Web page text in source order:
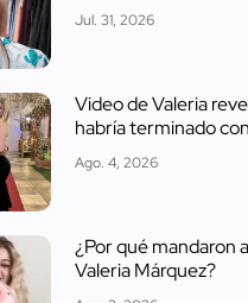
Jul. 31, 2026
Video de Valeria
habría terminado
Ago. 4, 2026
¿Por qué mandaron
Valeria Márquez?